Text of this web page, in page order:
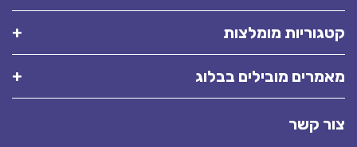
קטגוריות מומלצות
מאמרים מובילים בבלוג
צור קשר